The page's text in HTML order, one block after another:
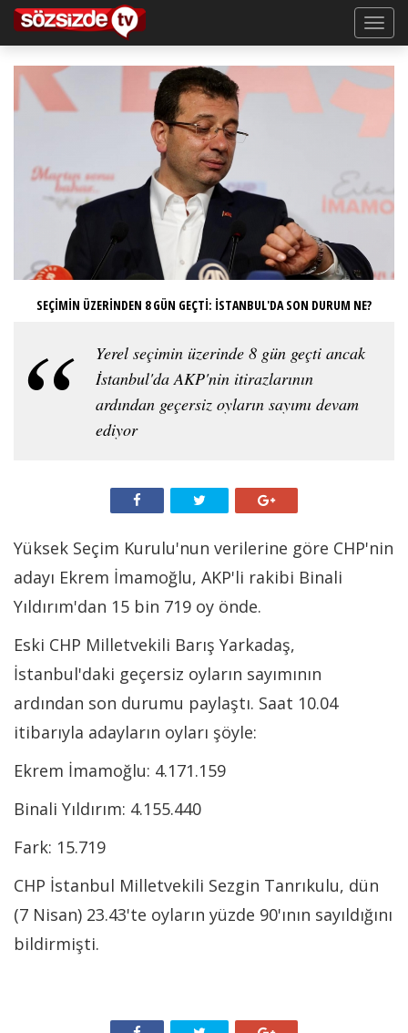
SEÇİMİN ÜZERİNDEN 8 GÜN GEÇTİ: İSTANBUL'DA SON DURUM NE?
Yerel seçimin üzerinde 8 gün geçti ancak
İstanbul'da AKP'nin itirazlarının
ardından geçersiz oyların sayımı devam
ediyor
Yüksek Seçim Kurulu'nun verilerine göre CHP'nin
adayı Ekrem İmamoğlu, AKP'li rakibi Binali
Yıldırım'dan 15 bin 719 oy önde.
Eski CHP Milletvekili Barış Yarkadaş,
İstanbul'daki geçersiz oyların sayımının
ardından son durumu paylaştı. Saat 10.04
itibarıyla adayların oyları şöyle:
Ekrem İmamoğlu: 4.171.159
Binali Yıldırım: 4.155.440
Fark: 15.719
CHP İstanbul Milletvekili Sezgin Tanrıkulu, dün
(7 Nisan) 23.43'te oyların yüzde 90'ının sayıldığını
bildirmişti.